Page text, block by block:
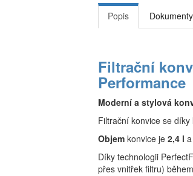
Popis Dokumenty
Filtrační
Performance
Moderní a stylová
Filtrační konvice se
Objem konvice je 2,4 l
Díky technologii
přes vnitřek filtru)